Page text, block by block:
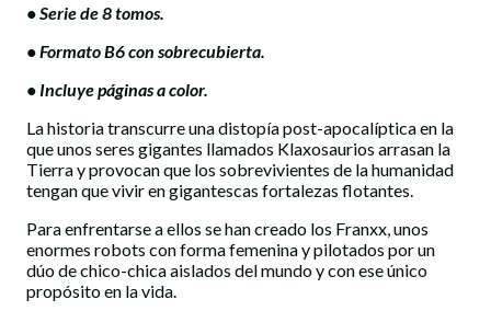
• Serie de 8 tomos.
• Formato B6 con sobrecubierta.
• Incluye páginas a color.
La historia transcurre una distopía post-apocalíptica en la
que unos seres gigantes llamados Klaxosaurios arrasan la
Tierra y provocan que los sobrevivientes de la humanidad
tengan que vivir en gigantescas fortalezas flotantes.
Para enfrentarse a ellos se han creado los Franxx, unos
enormes robots con forma femenina y pilotados por un
dúo de chico-chica aislados del mundo y con ese único
propósito en la vida.